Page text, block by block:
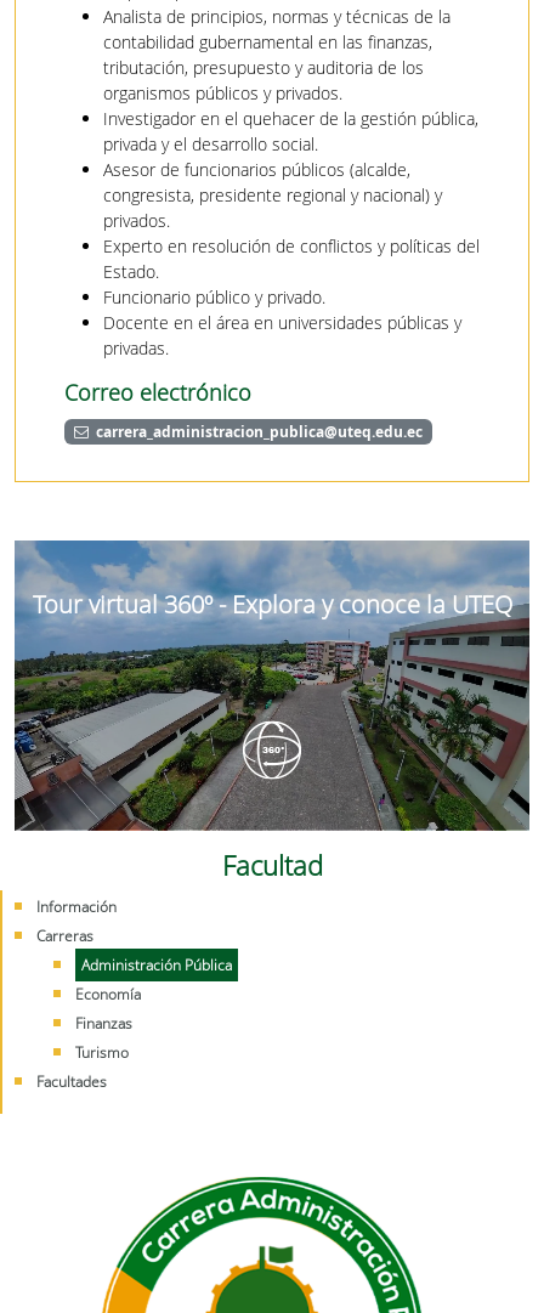
Analista de principios, normas y técnicas de la
contabilidad gubernamental en las finanzas,
tributación, presupuesto y auditoria de los
organismos públicos y privados.
Investigador en el quehacer de la gestión pública,
privada y el desarrollo social.
Asesor de funcionarios públicos (alcalde,
congresista, presidente regional y nacional) y
privados.
Experto en resolución de conflictos y políticas del
Estado.
Funcionario público y privado.
Docente en el área en universidades públicas y
privadas.
Correo electrónico
carrera_administracion_publica@uteq.edu.ec
Tour virtual 360º - Explora y conoce la UTEQ
Facultad
Información
Carreras
Administración Pública
Economía
Finanzas
Turismo
Facultades